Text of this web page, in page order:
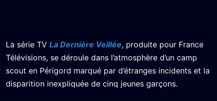
La série TV La Dernière Veillée, produite pour France
Télévisions, se déroule dans l’atmosphère d’un camp
scout en Périgord marqué par d’étranges incidents et la
disparition inexpliquée de cinq jeunes garçons.